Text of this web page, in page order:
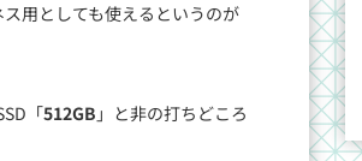
用としても使えるというのが
「512GB 」と非の打ちどころ